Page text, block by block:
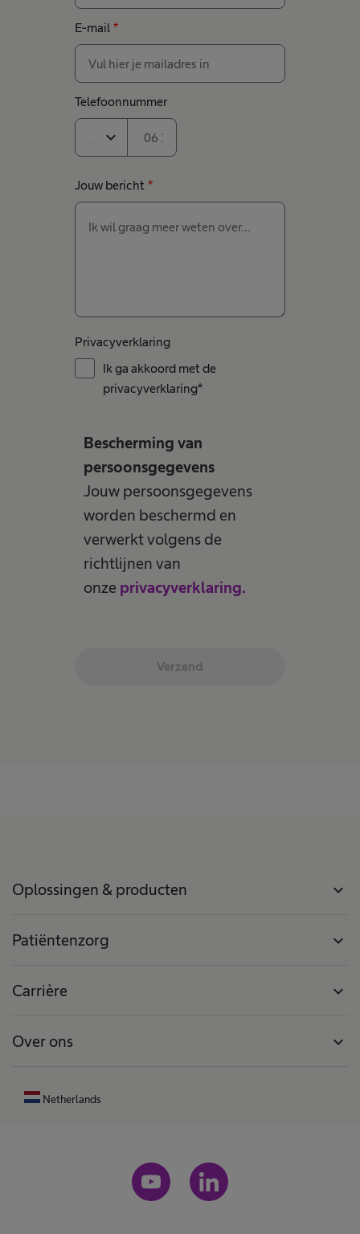
E-mail *
Telefoonnummer
expand_more
Jouw bericht *
Privacyverklaring
Ik ga akkoord met de
privacyverklaring*
Bescherming van
persoonsgegevens
Jouw persoonsgegevens
worden beschermd en
verwerkt volgens de
richtlijnen van
onze privacyverklaring.
Verzend
Oplossingen & producten expand_more
Patiëntenzorg expand_more
Carrière expand_more
Over ons expand_more
Netherlands